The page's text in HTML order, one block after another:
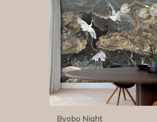
Byobo Night